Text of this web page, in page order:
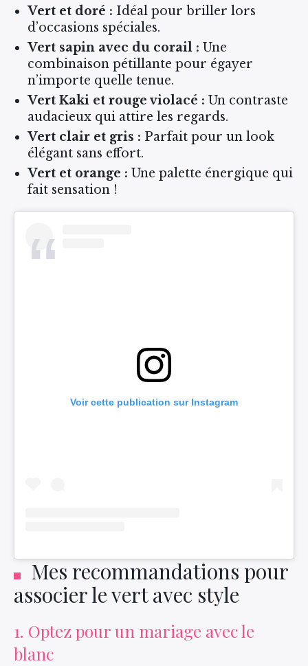
Vert et doré : Idéal pour briller lors
d’occasions spéciales.
Vert sapin avec du corail : Une
combinaison pétillante pour égayer
n’importe quelle tenue.
Vert Kaki et rouge violacé : Un contraste
audacieux qui attire les regards.
Vert clair et gris : Parfait pour un look
élégant sans effort.
Vert et orange : Une palette énergique qui
fait sensation !
Voir cette publication sur Instagram
Mes recommandations pour
associer le vert avec style
1. Optez pour un mariage avec le
blanc